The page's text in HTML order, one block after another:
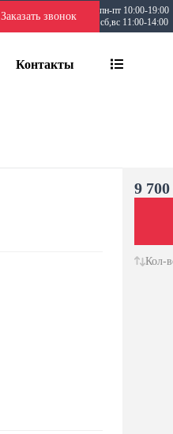
Заказать звонок
пн-пт 10:00-19:00
сб,вс 11:00-14:00
Контакты
9
Кол-